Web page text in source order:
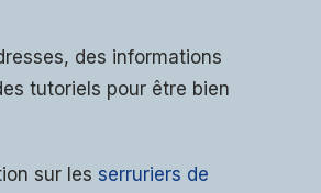
des informations
tutoriels pour être bien
sur les serruriers de